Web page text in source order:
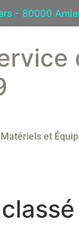
- 80000
Matériels et